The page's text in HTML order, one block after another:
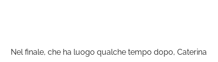
Nel finale, che ha luogo qualche tempo dopo, Caterina